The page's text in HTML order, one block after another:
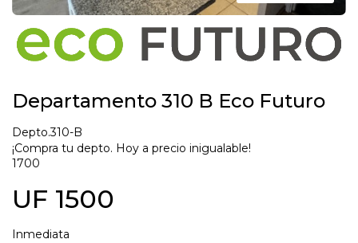
Departamento 310 B Eco Futuro
Depto.310-B
¡Compra tu depto. Hoy a precio inigualable!
1700
UF 1500
Inmediata